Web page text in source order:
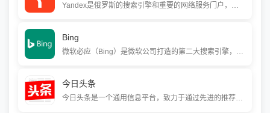
Bing
今日头条